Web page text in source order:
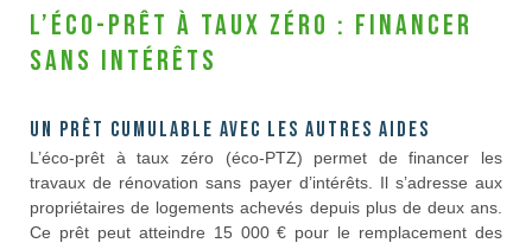
L’éco-prêt à taux zéro : financer
sans intérêts
Un prêt cumulable avec les autres aides
L’éco-prêt à taux zéro (éco-PTZ) permet de financer les
travaux de rénovation sans payer d’intérêts. Il s’adresse aux
propriétaires de logements achevés depuis plus de deux ans.
Ce prêt peut atteindre 15 000 € pour le remplacement des